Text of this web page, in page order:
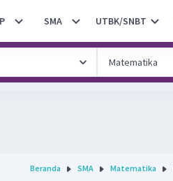
SMA UTBK/SNBT
Beranda SMA Matematika